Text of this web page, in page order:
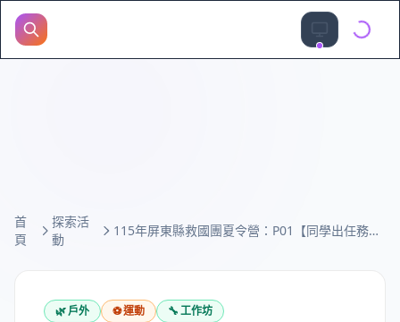
首
頁
探索活
動
115年屏東縣救國團夏令營：P01【同學出任務】海陸特戰冒險營
🌿戶外 ⚽運動 🔧工作坊